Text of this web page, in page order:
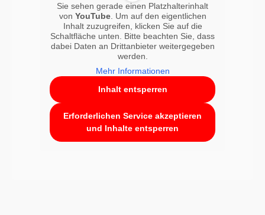
Sie sehen gerade einen Platzhalterinhalt
von YouTube. Um auf den eigentlichen
Inhalt zuzugreifen, klicken Sie auf die
Schaltfläche unten. Bitte beachten Sie, dass
dabei Daten an Drittanbieter weitergegeben
werden.
Mehr Informationen
Inhalt entsperren
Erforderlichen Service akzeptieren
und Inhalte entsperren